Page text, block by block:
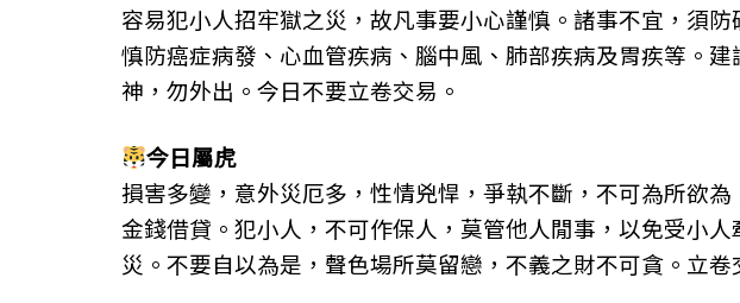
容易犯小人招牢獄之災，故凡事要小心謹慎。諸事不宜，須防
慎防癌症病發、心血管疾病、腦中風、肺部疾病及胃疾等。
神，勿外出。今日不要立卷交易。
今日屬虎
損害多變，意外災厄多，性情兇悍，爭執不斷，不可為所欲
金錢借貸。犯小人，不可作保人，莫管他人閒事，以免受小人
災。不要自以為是，聲色場所莫留戀，不義之財不可貪。立卷